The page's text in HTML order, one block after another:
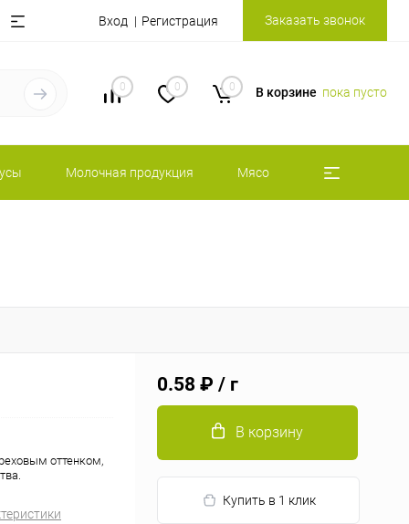
Вход Регистрация Заказать звонок
0 0 0 В корзине пока пусто
Молочная продукция Мясо
оттенком,
0.58 ₽ / г
В корзину
Купить в 1 клик